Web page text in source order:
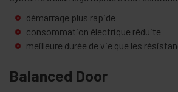
démarrage plus rapide
consommation électrique réduite
meilleure durée de vie que les
Balanced Door